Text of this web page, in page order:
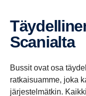
Täydel­linen ratkaisu
Scanialta
Bussit ovat osa
ratkaisuamme, joka
järjestelmätkin.